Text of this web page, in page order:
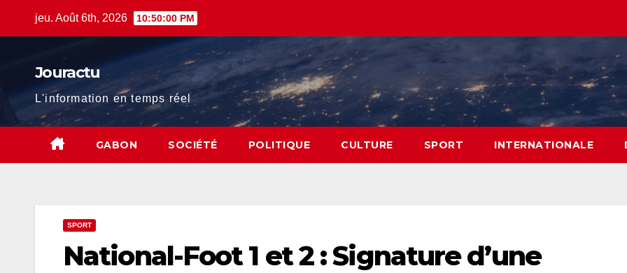
jeu. Août 6th, 2026 10:50:01 PM
Jouractu
L'information en temps réel
GABON SOCIÉTÉ POLITIQUE CULTURE SPORT INTERNATIONALE
SPORT
National-Foot 1 et 2 : Signature d’une